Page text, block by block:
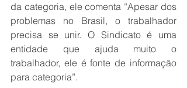
da categoria, ele comenta “Apesar dos
problemas no Brasil, o trabalhador
precisa se unir. O Sindicato é uma
entidade que ajuda muito o
trabalhador, ele é fonte de informação
para categoria”.